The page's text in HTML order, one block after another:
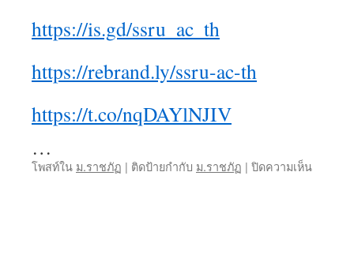
https://is.gd/ssru_ac_th
https://rebrand.ly/ssru-ac-th
https://t.co/nqDAYlNJIV
…
โพสท์ใน ม.ราชภัฏ | ติดป้ายกำกับ ม.ราชภัฏ | ปิดความเห็นบน